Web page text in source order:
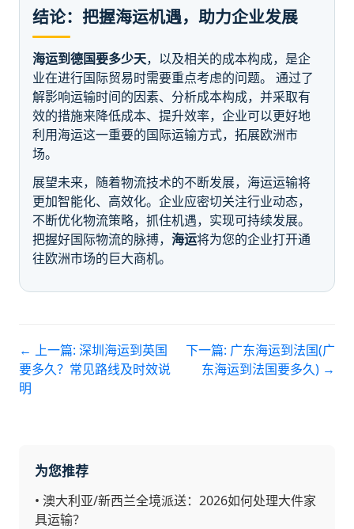
结论：把握海运机遇，助力企业发展
海运到德国要多少天，以及相关的成本构成，是企
业在进行国际贸易时需要重点考虑的问题。 通过了
解影响运输时间的因素、分析成本构成，并采取有
效的措施来降低成本、提升效率，企业可以更好地
利用海运这一重要的国际运输方式，拓展欧洲市
场。
展望未来，随着物流技术的不断发展，海运运输将
更加智能化、高效化。企业应密切关注行业动态，
不断优化物流策略，抓住机遇，实现可持续发展。
把握好国际物流的脉搏， 海运将为您的企业打开通
往欧洲市场的巨大商机。
← 上一篇: 深圳海运到英国
要多久？常见路线及时效说
明
下一篇: 广东海运到法国(广
东海运到法国要多久) →
为您推荐
• 澳大利亚/新西兰全境派送：2026如何处理大件家
具运输？